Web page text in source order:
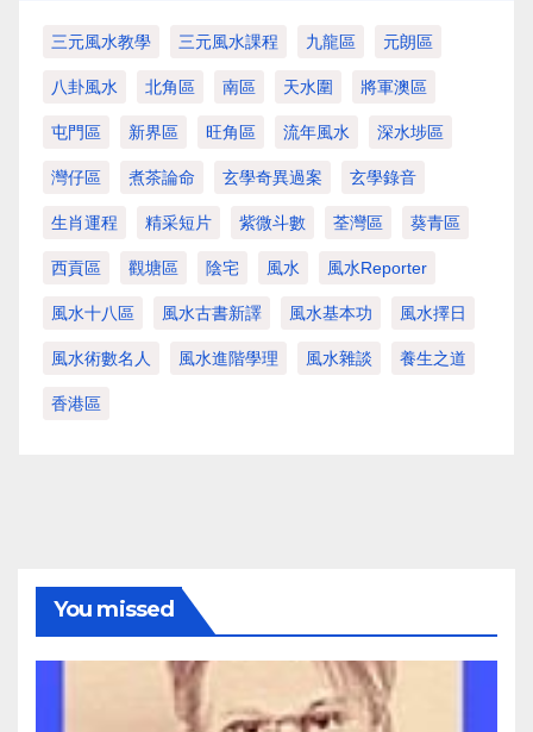
三元風水教學 三元風水課程 九龍區 元朗區
八卦風水 北角區 南區 天水圍 將軍澳區
屯門區 新界區 旺角區 流年風水 深水埗區
灣仔區 煮茶論命 玄學奇異過案 玄學錄音
生肖運程 精采短片 紫微斗數 荃灣區 葵青區
西貢區 觀塘區 陰宅 風水 風水Reporter
風水十八區 風水古書新譯 風水基本功 風水擇日
風水術數名人 風水進階學理 風水雜談 養生之道
香港區
You missed